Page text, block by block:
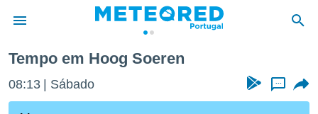
da
Tempo em Hoog Soeren
08:13 Sábado ...